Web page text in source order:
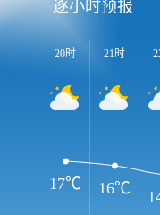
逐小时预报
20时 21时
17℃ 16℃